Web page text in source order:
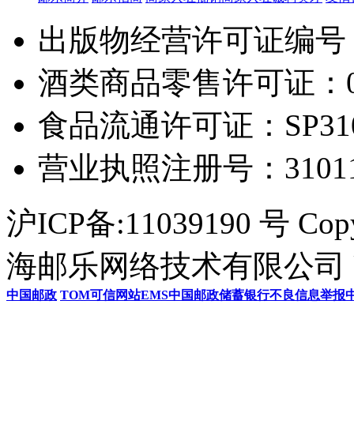
出版物经营许可证编
酒类商品零售许可证：
食品流通许可证：
营业执照注册号：
沪ICP备:11039190 号
海邮乐网络技术有限公司
中国邮政 TOM可信网站EMS中国邮政储蓄银行不良信息举报